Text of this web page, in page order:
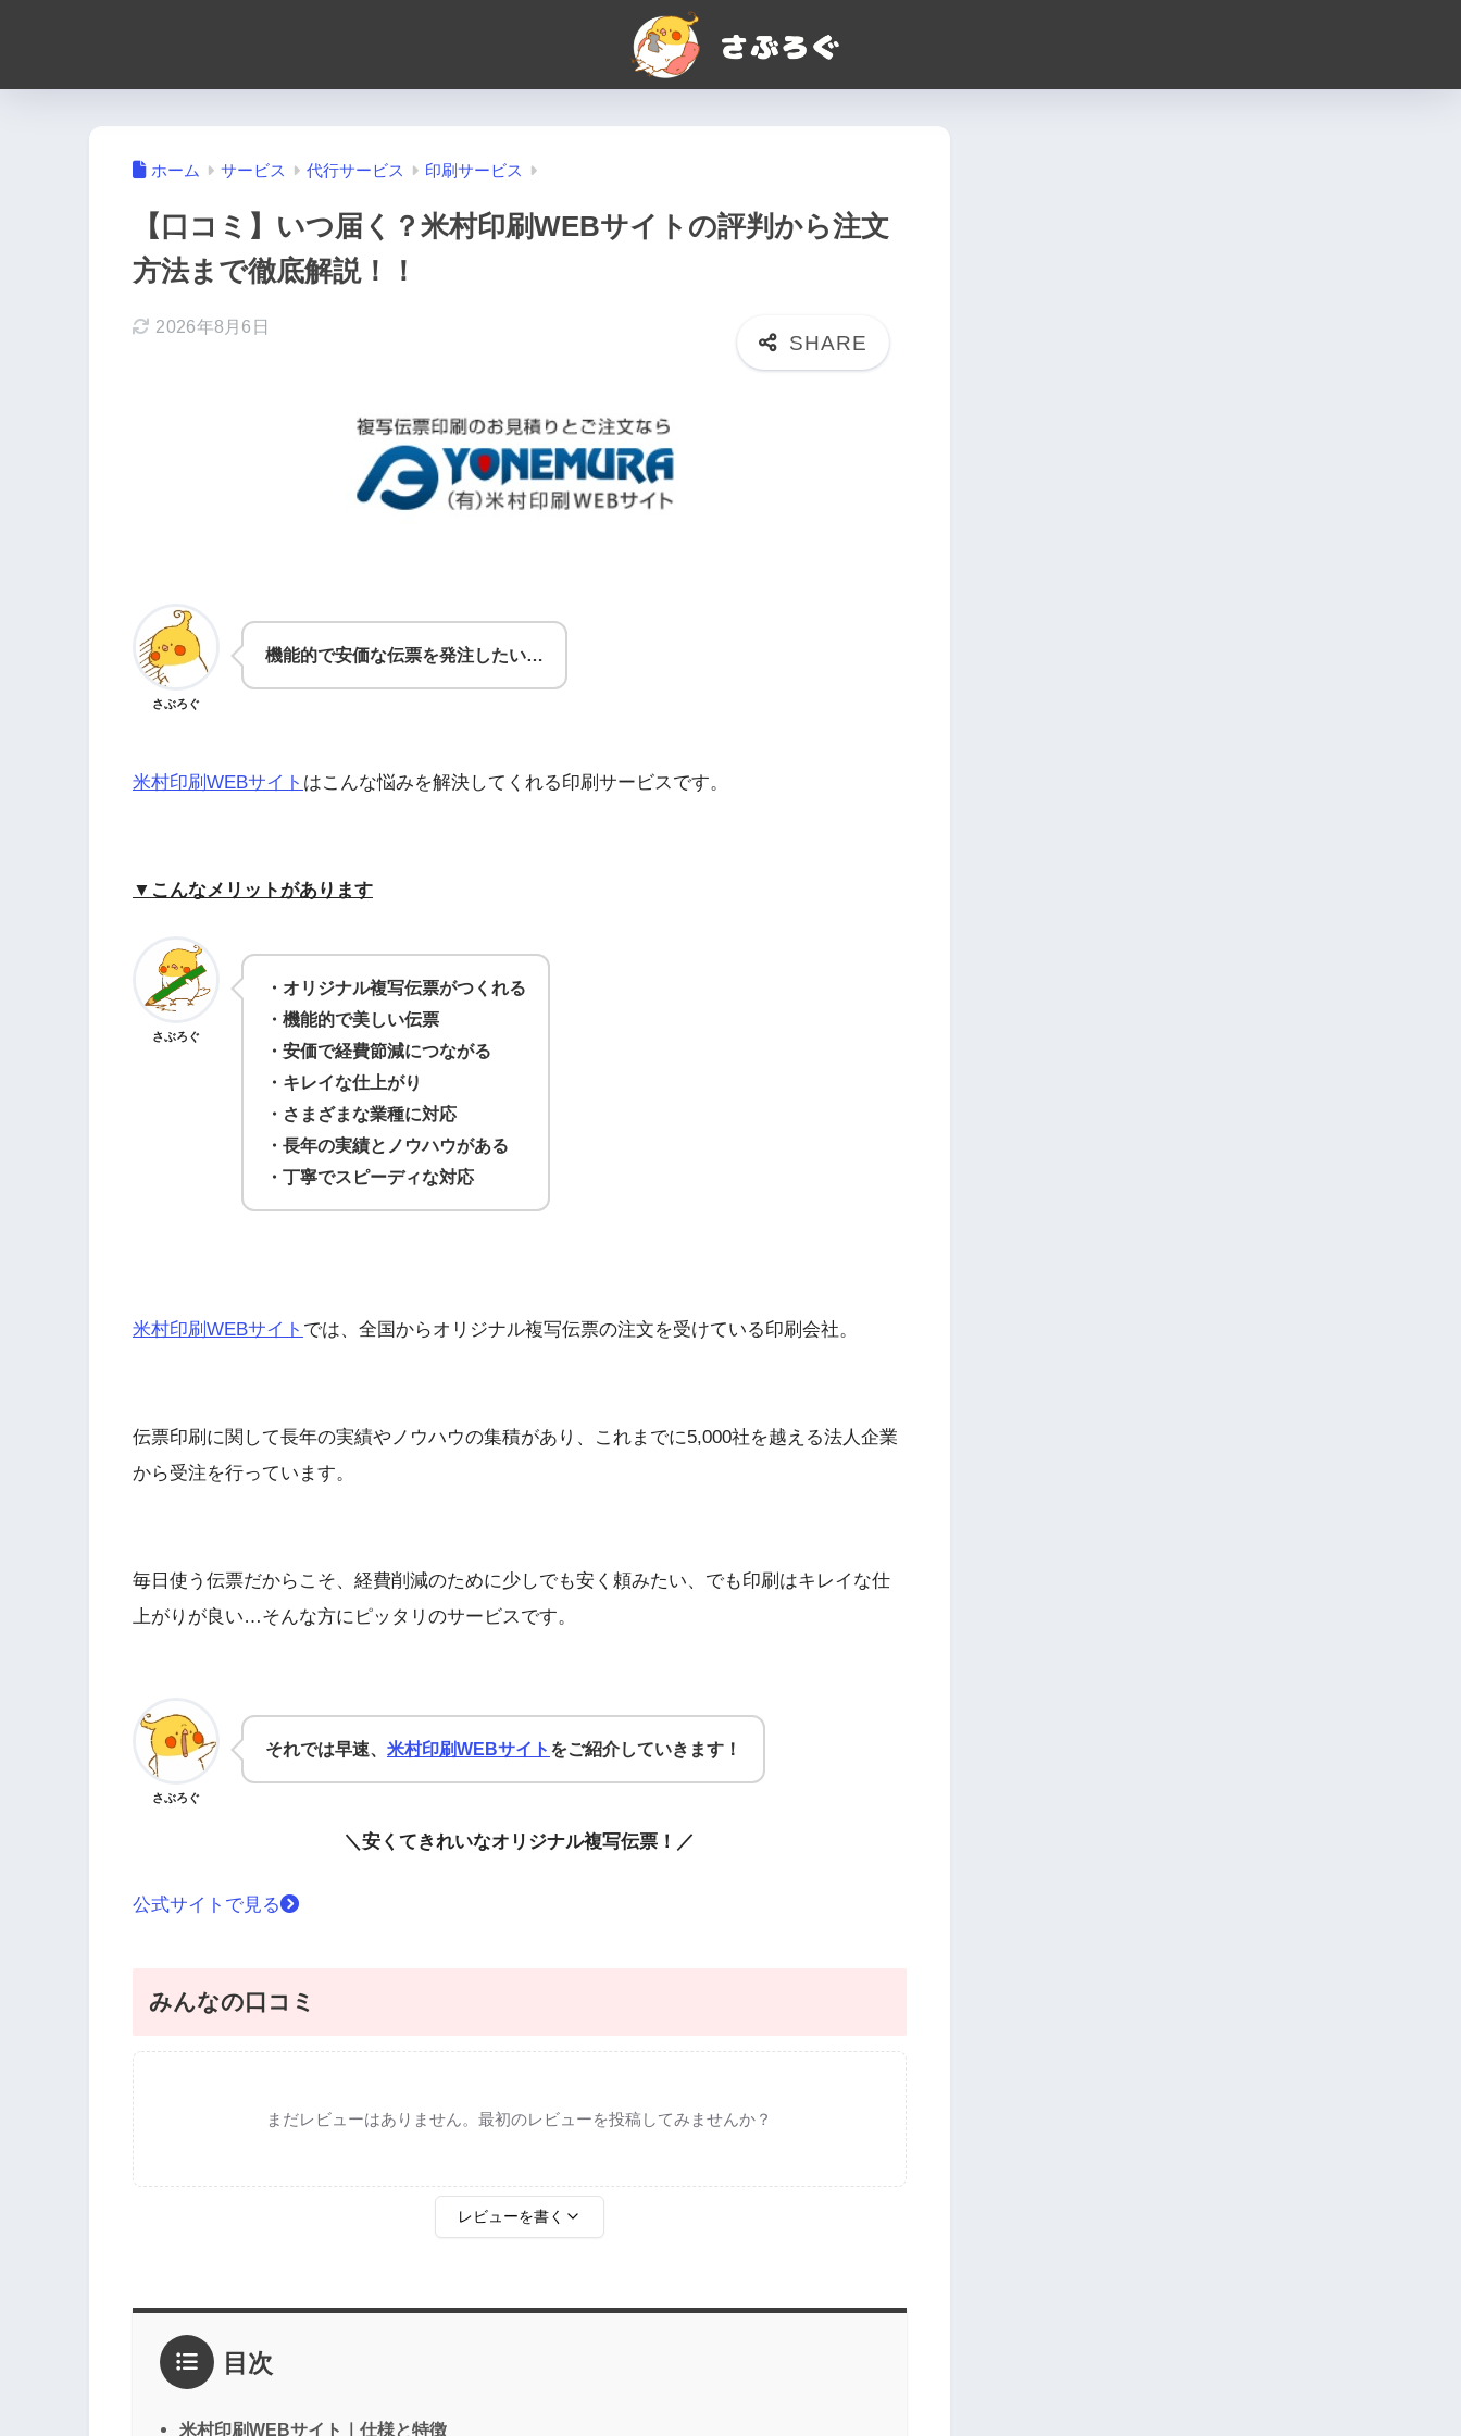
ホーム サービス 代行サービス 印刷サービス
【口コミ】いつ届く？米村印刷WEBサイトの評判から注文
方法まで徹底解説！！
2026年8月6日
さぶろぐ
機能的で安価な伝票を発注したい…
米村印刷WEBサイト はこんな悩みを解決してくれる印刷サービスです。
▼こんなメリットがあります
さぶろぐ
・オリジナル複写伝票がつくれる
・機能的で美しい伝票
・安価で経費節減につながる
・キレイな仕上がり
・さまざまな業種に対応
・長年の実績とノウハウがある
・丁寧でスピーディな対応
米村印刷WEBサイト では、全国からオリジナル複写伝票の注文を受けている印刷会社。
伝票印刷に関して長年の実績やノウハウの集積があり、これまでに5,000社を越える法人企業
から受注を行っています。
毎日使う伝票だからこそ、経費削減のために少しでも安く頼みたい、でも印刷はキレイな仕
上がりが良い…そんな方にピッタリのサービスです。
さぶろぐ
それでは早速、 米村印刷WEBサイト をご紹介していきます！
＼安くてきれいなオリジナル複写伝票！／
公式サイトで見る
みんなの口コミ
まだレビューはありません。最初のレビューを投稿してみませんか？
レビューを書く
2点
1点
感想*
目次
米村印刷WEBサイト｜仕様と特徴